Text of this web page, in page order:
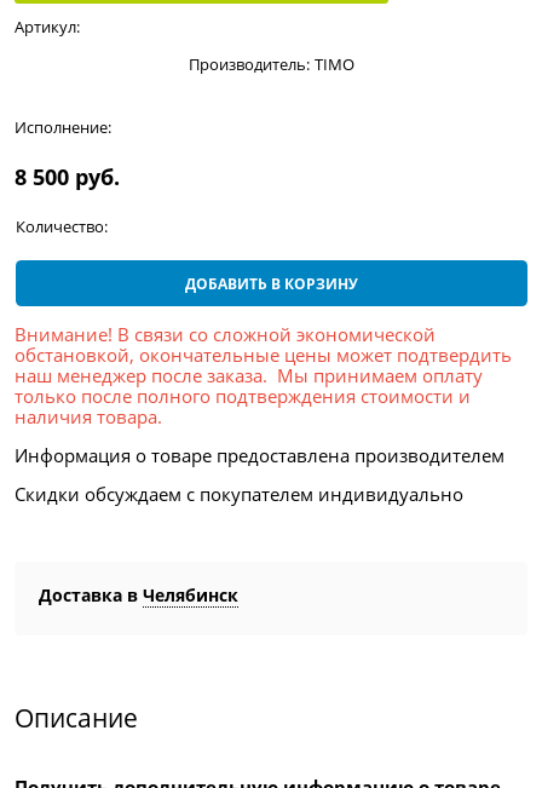
Артикул:
Производитель: TIMO
Исполнение:
8 500 руб.
Количество:
ДОБАВИТЬ В КОРЗИНУ
Внимание! В связи со сложной экономической
обстановкой, окончательные цены может подтвердить
наш менеджер после заказа. Мы принимаем оплату
только после полного подтверждения стоимости и
наличия товара.
Информация о товаре предоставлена производителем
Скидки обсуждаем с покупателем индивидуально
Доставка в Челябинск
Описание